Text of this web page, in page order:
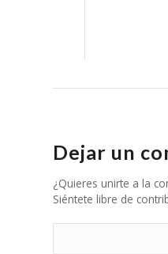
Dejar un
¿Quieres unirte a la
Siéntete libre de